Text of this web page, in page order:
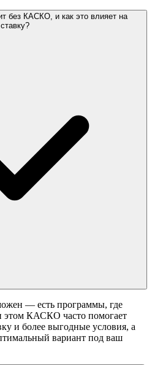
без КАСКО, и как это влияет на
ставку?
— есть программы, где
КАСКО часто помогает
и более выгодные условия, а
вариант под ваш